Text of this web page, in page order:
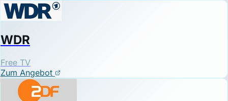
WDR
Free TV
Zum Angebot